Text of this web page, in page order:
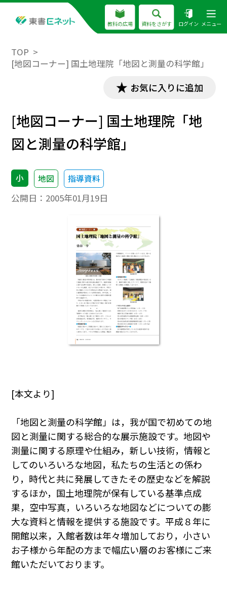
教科の広場 資料をさがす ログイン メニュー
TOP
[地図コーナー] 国土地理院「地図と測量の科学館」
お気に入りに追加
[地図コーナー] 国土地理院「地
図と測量の科学館」
小 地図 指導資料
公開日： 2005年01月19日
[本文より]
「地図と測量の科学館」は，我が国で初めての地
図と測量に関する総合的な展示施設です。地図や
測量に関する原理や仕組み，新しい技術，情報と
してのいろいろな地図，私たちの生活との係わ
り，時代と共に発展してきたその歴史などを解説
するほか，国土地理院が保有している基準点成
果，空中写真，いろいろな地図などについての膨
大な資料と情報を提供する施設です。平成８年に
開館以来，入館者数は年々増加しており，小さい
お子様から年配の方まで幅広い層のお客様にご来
館いただいております。